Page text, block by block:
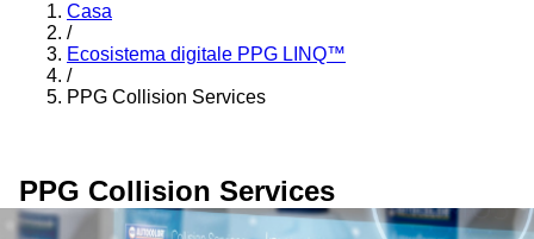
Casa
/
Ecosistema digitale PPG LINQ™
/
PPG Collision Services
PPG Collision Services